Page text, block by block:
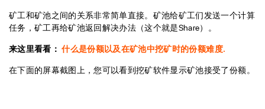
矿工和矿池之间的关系非常简单直接。矿池给矿工们发送一个计算
任务，矿工再给矿池返回解决办法（这个就是Share）。
来这里看看：什么是份额以及在矿池中挖矿时的份额难度.
在下面的屏幕截图上，您可以看到挖矿软件显示矿池接受了份额。